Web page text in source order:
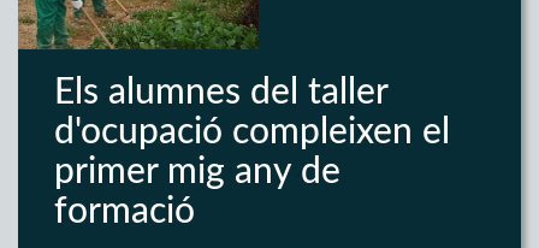
Els alumnes del taller
d'ocupació compleixen el
primer mig any de
formació